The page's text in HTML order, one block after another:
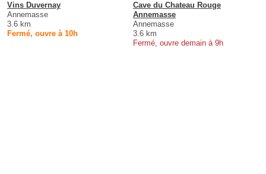
Vins Duvernay
Annemasse
3.6 km
Fermé, ouvre à 10h
Cave du Chateau Rouge
Annemasse
Annemasse
3.6 km
Fermé, ouvre demain à 9h